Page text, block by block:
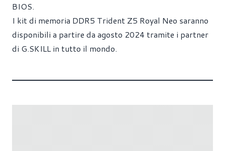
BIOS.
I kit di memoria DDR5 Trident Z5 Royal Neo saranno
disponibili a partire da agosto 2024 tramite i partner
di G.SKILL in tutto il mondo.